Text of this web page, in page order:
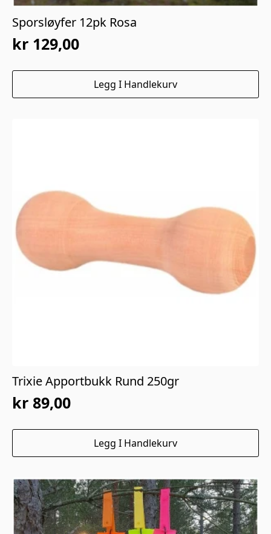
Sporsløyfer 12pk Rosa
kr 129,00
Legg I Handlekurv
Trixie Apportbukk Rund 250gr
kr 89,00
Legg I Handlekurv